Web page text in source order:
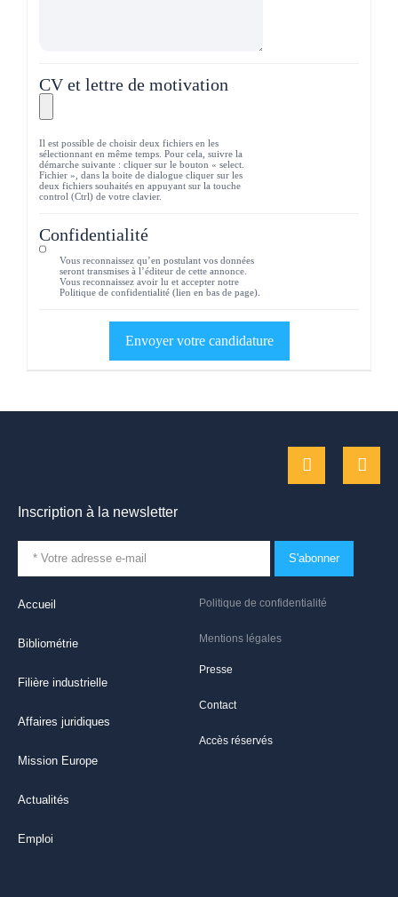
CV et lettre de motivation
Il est possible de choisir deux fichiers en les
sélectionnant en même temps. Pour cela, suivre la
démarche suivante : cliquer sur le bouton « select.
Fichier », dans la boite de dialogue cliquer sur les
deux fichiers souhaités en appuyant sur la touche
control (Ctrl) de votre clavier.
Confidentialité
Vous reconnaissez qu’en postulant vos données
seront transmises à l’éditeur de cette annonce.
Vous reconnaissez avoir lu et accepter notre
Politique de confidentialité (lien en bas de page).
Politique de confidentialité
Mentions légales
Presse
Contact
Accès réservés
Accueil
Bibliométrie
Filière industrielle
Affaires juridiques
Mission Europe
Actualités
Emploi
Inscription à la newsletter
S'abonner